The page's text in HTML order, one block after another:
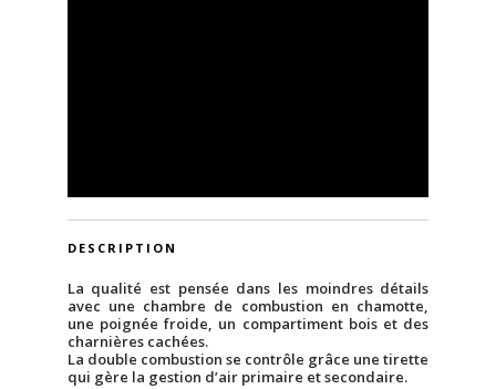
DESCRIPTION
La qualité est pensée dans les moindres détails
avec une chambre de combustion en chamotte,
une poignée froide, un compartiment bois et des
charnières cachées.
La double combustion se contrôle grâce une tirette
qui gère la gestion d’air primaire et secondaire.